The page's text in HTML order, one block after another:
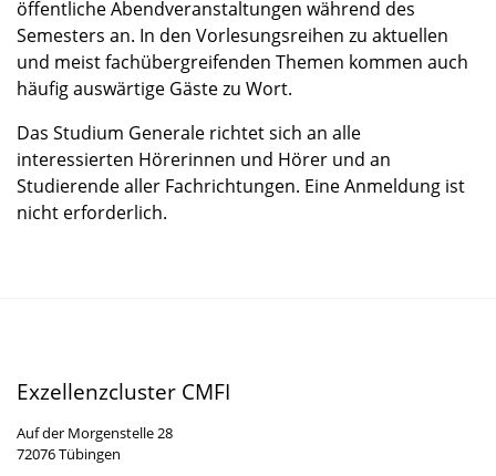
öffentliche Abendveranstaltungen während des
Semesters an. In den Vorlesungsreihen zu aktuellen
und meist fachübergreifenden Themen kommen auch
häufig auswärtige Gäste zu Wort.
Das Studium Generale richtet sich an alle
interessierten Hörerinnen und Hörer und an
Studierende aller Fachrichtungen. Eine Anmeldung ist
nicht erforderlich.
Exzellenzcluster CMFI
Auf der Morgenstelle 28
72076 Tübingen